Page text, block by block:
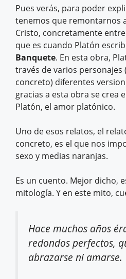
Pues verás, para poder
tenemos que remontarnos
Cristo, concretamente
que es cuando Platón
Banquete. En esta obra,
través de varios personajes
concreto) diferentes
gracias a esta obra se crea
Platón, el amor platónico.
Uno de esos relatos, el
concreto, es el que nos
sexo y medias naranjas.
Es un cuento. Mejor dicho,
mitología. Y en este mito,
Hace muchos años
redondos perfectos,
abrazarse ni amarse.